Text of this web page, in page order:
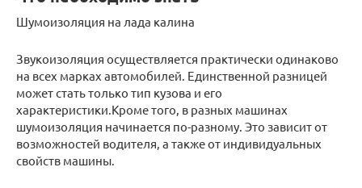
Шумоизоляция на лада калина
Звукоизоляция осуществляется практически одинаково
на всех марках автомобилей. Единственной разницей
может стать только тип кузова и его
характеристики.Кроме того, в разных машинах
шумоизоляция начинается по-разному. Это зависит от
возможностей водителя, а также от индивидуальных
свойств машины.